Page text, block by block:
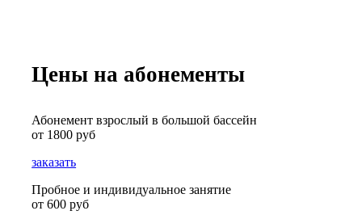
Цены на абонементы
Абонемент взрослый в большой бассейн
от 1800 руб
заказать
Пробное и индивидуальное занятие
от 600 руб